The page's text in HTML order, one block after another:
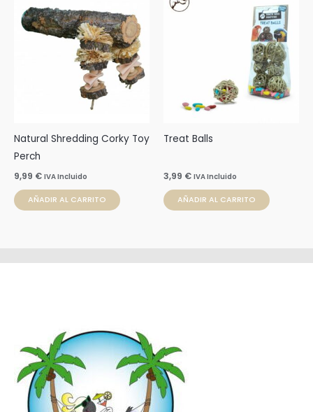
Natural Shredding Corky Toy
Perch
9,99 € IVA Incluido
AÑADIR AL CARRITO
Treat Balls
3,99 € IVA Incluido
AÑADIR AL CARRITO